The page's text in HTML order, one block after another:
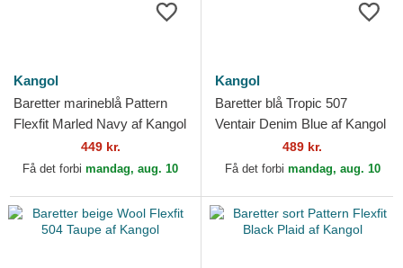
Kangol
Baretter marineblå Pattern
Flexfit Marled Navy af Kangol
449 kr.
Få det forbi mandag, aug. 10
Kangol
Baretter blå Tropic 507
Ventair Denim Blue af Kangol
489 kr.
Få det forbi mandag, aug. 10